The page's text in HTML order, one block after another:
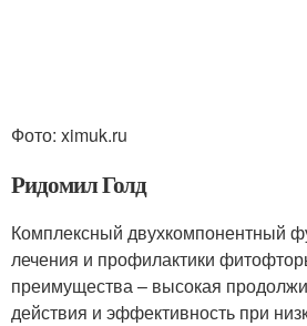
Фото: ximuk.ru
Ридомил Голд
Комплексный двухкомпонентный
лечения и профилактики
преимущества – высокая
действия и эффективность при